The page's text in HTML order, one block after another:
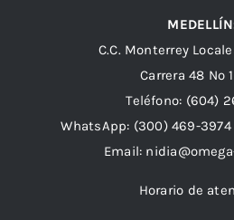
C.C. Monterrey
Carrera 48 Nº
Teléfono: (604)
WhatsApp: (300) 469-3974
Email:
Horario de